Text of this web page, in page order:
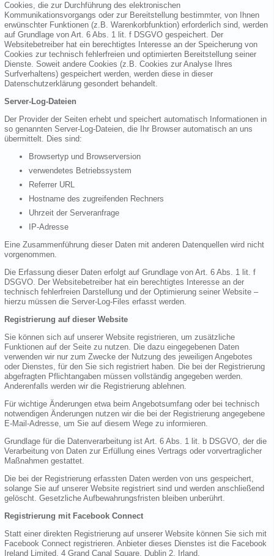
Cookies, die zur Durchführung des elektronischen
Kommunikationsvorgangs oder zur Bereitstellung bestimmter, von Ihnen
erwünschter Funktionen (z.B. Warenkorbfunktion) erforderlich sind, werden
auf Grundlage von Art. 6 Abs. 1 lit. f DSGVO gespeichert. Der
Websitebetreiber hat ein berechtigtes Interesse an der Speicherung von
Cookies zur technisch fehlerfreien und optimierten Bereitstellung seiner
Dienste. Soweit andere Cookies (z.B. Cookies zur Analyse Ihres
Surfverhaltens) gespeichert werden, werden diese in dieser
Datenschutzerklärung gesondert behandelt.
Server-Log-Dateien
Der Provider der Seiten erhebt und speichert automatisch Informationen in
so genannten Server-Log-Dateien, die Ihr Browser automatisch an uns
übermittelt. Dies sind:
Browsertyp und Browserversion
verwendetes Betriebssystem
Referrer URL
Hostname des zugreifenden Rechners
Uhrzeit der Serveranfrage
IP-Adresse
Eine Zusammenführung dieser Daten mit anderen Datenquellen wird nicht
vorgenommen.
Die Erfassung dieser Daten erfolgt auf Grundlage von Art. 6 Abs. 1 lit. f
DSGVO. Der Websitebetreiber hat ein berechtigtes Interesse an der
technisch fehlerfreien Darstellung und der Optimierung seiner Website –
hierzu müssen die Server-Log-Files erfasst werden.
Registrierung auf dieser Website
Sie können sich auf unserer Website registrieren, um zusätzliche
Funktionen auf der Seite zu nutzen. Die dazu eingegebenen Daten
verwenden wir nur zum Zwecke der Nutzung des jeweiligen Angebotes
oder Dienstes, für den Sie sich registriert haben. Die bei der Registrierung
abgefragten Pflichtangaben müssen vollständig angegeben werden.
Anderenfalls werden wir die Registrierung ablehnen.
Für wichtige Änderungen etwa beim Angebotsumfang oder bei technisch
notwendigen Änderungen nutzen wir die bei der Registrierung angegebene
E-Mail-Adresse, um Sie auf diesem Wege zu informieren.
Grundlage für die Datenverarbeitung ist Art. 6 Abs. 1 lit. b DSGVO, der die
Verarbeitung von Daten zur Erfüllung eines Vertrags oder vorvertraglicher
Maßnahmen gestattet.
Die bei der Registrierung erfassten Daten werden von uns gespeichert,
solange Sie auf unserer Website registriert sind und werden anschließend
gelöscht. Gesetzliche Aufbewahrungsfristen bleiben unberührt.
Registrierung mit Facebook Connect
Statt einer direkten Registrierung auf unserer Website können Sie sich mit
Facebook Connect registrieren. Anbieter dieses Dienstes ist die Facebook
Ireland Limited, 4 Grand Canal Square, Dublin 2, Irland.